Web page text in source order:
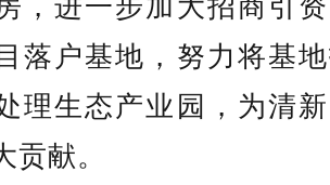
落户基地，努力将基
理生态产业园，为清
献。